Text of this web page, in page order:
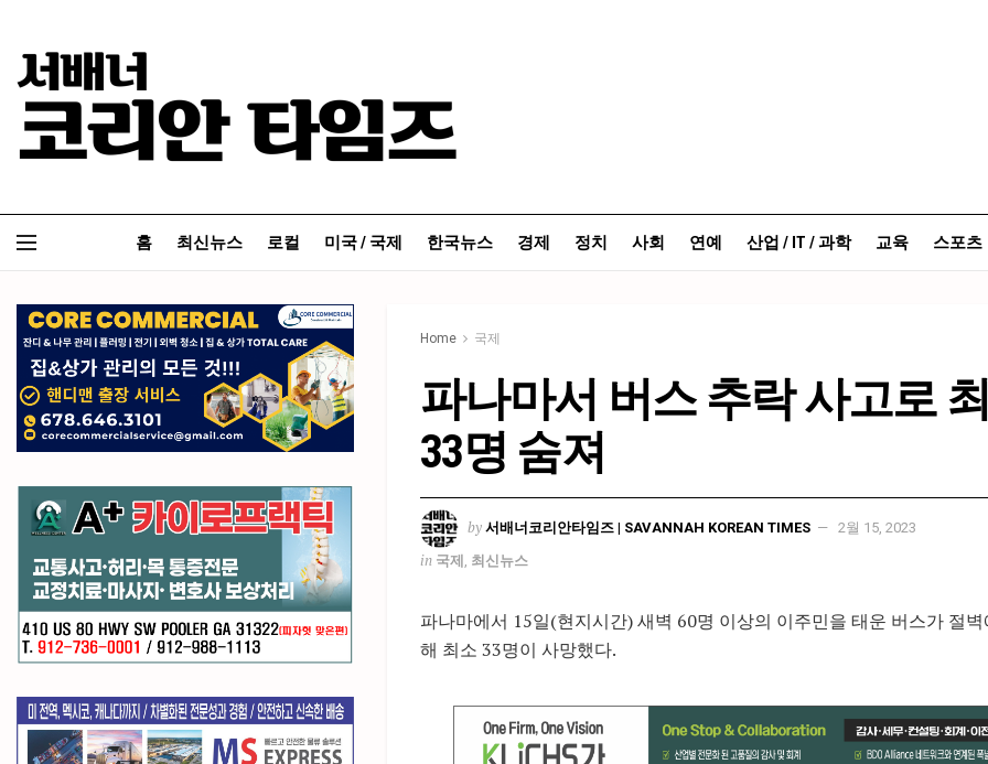
홈 최신뉴스 로컬 미국 / 국제 한국뉴스 경제 정치 사회 연예 산업 / IT / 과학 교육 스포츠
Home 국제
파나마서 버스 추락 사고로
33명 숨져
by 서배너코리안타임즈 | SAVANNAH KOREAN TIMES 2월 15, 2023
in 국제 최신뉴스
파나마에서 15일(현지시간) 새벽 60명 이상의 이주민을 태운 버스가 절
해 최소 33명이 사망했다.